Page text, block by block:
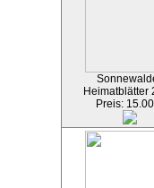
Heimatblätter
Preis: